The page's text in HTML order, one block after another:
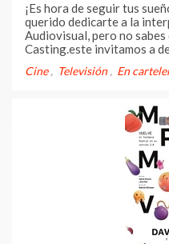
¡Es hora de seguir tus
querido dedicarte a la
Audiovisual, pero no sabes
Casting.este invitamos a
School) en Madrid.
Cine Televisión En